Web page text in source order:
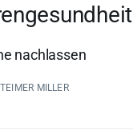
nachlassen
MILLER